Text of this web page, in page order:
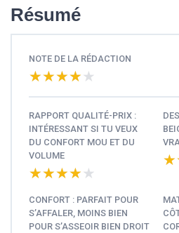
Résumé
NOTE DE LA RÉDACTION
★★★★★
★★★★★
RAPPORT QUALITÉ-PRIX :
INTÉRESSANT SI TU VEUX
DU CONFORT MOU ET DU
VOLUME
★★★★★
★★★★★
CONFORT : PARFAIT POUR
S’AFFALER, MOINS BIEN
POUR S’ASSEOIR BIEN DROIT